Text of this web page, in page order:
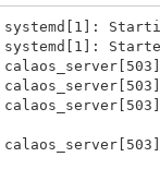
systemd[1]:
systemd[1]: